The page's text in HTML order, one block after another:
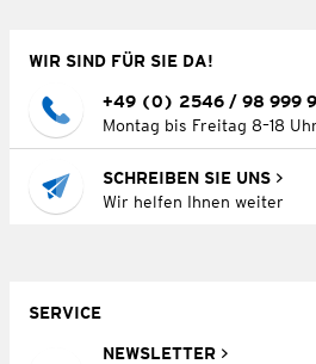
WIR SIND FÜR SIE DA!
+49 (0) 2546 / 98 999
Montag bis Freitag 8–18 Uhr
SCHREIBEN SIE UNS
Wir helfen Ihnen weiter
SERVICE
NEWSLETTER